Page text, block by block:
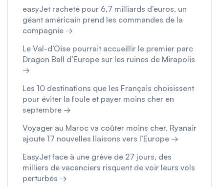
easyJet racheté pour 6,7 milliards d’euros, un
géant américain prend les commandes de la
compagnie →
Le Val-d’Oise pourrait accueillir le premier parc
Dragon Ball d’Europe sur les ruines de Mirapolis
→
Les 10 destinations que les Français choisissent
pour éviter la foule et payer moins cher en
septembre →
Voyager au Maroc va coûter moins cher, Ryanair
ajoute 17 nouvelles liaisons vers l’Europe →
EasyJet face à une grève de 27 jours, des
milliers de vacanciers risquent de voir leurs vols
perturbés →